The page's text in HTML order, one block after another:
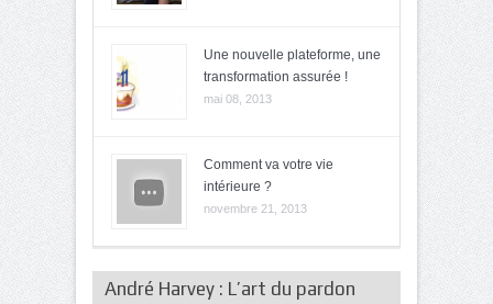
Une nouvelle plateforme, une
transformation assurée !
mai 08, 2013
Comment va votre vie
intérieure ?
novembre 21, 2013
André Harvey : L’art du pardon